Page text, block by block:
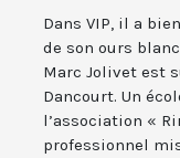
Dans VIP, il a
de son ours
Marc Jolivet est
Dancourt. Un
l’association «
professionnel